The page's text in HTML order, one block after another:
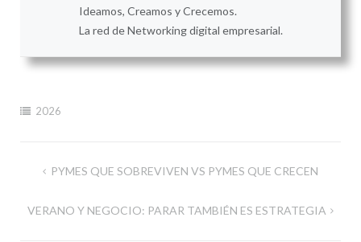
Ideamos, Creamos y Crecemos.
La red de Networking digital empresarial.
2026
Navegación
entradas
PYMES QUE SOBREVIVEN VS PYMES QUE CRECEN
VERANO Y NEGOCIO: PARAR TAMBIÉN ES ESTRATEGIA